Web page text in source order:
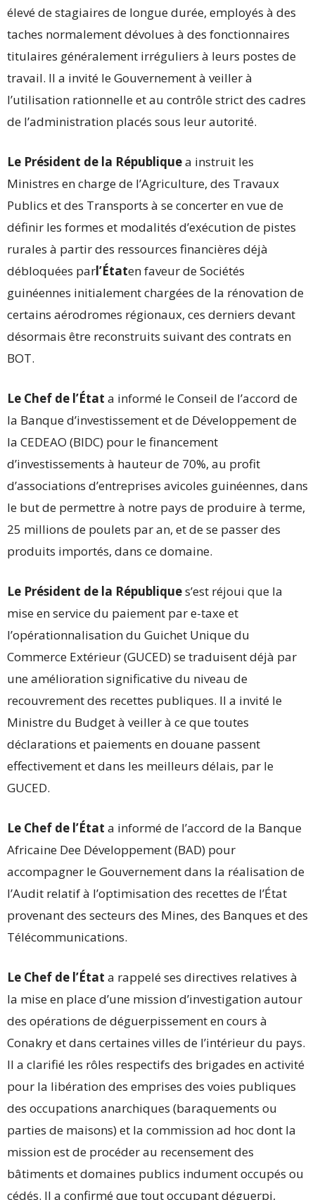
élevé de stagiaires de longue durée, employés à des
taches normalement dévolues à des fonctionnaires
titulaires généralement irréguliers à leurs postes de
travail. Il a invité le Gouvernement à veiller à
l’utilisation rationnelle et au contrôle strict des cadres
de l’administration placés sous leur autorité.
Le Président de la Républiquea instruit les
Ministres en charge de l’Agriculture, des Travaux
Publics et des Transports à se concerter en vue de
définir les formes et modalités d’exécution de pistes
rurales à partir des ressources financières déjà
débloquées parl’Étaten faveur de Sociétés
guinéennes initialement chargées de la rénovation de
certains aérodromes régionaux, ces derniers devant
désormais être reconstruits suivant des contrats en
BOT.
Le Chef de l’État a informé le Conseil de l’accord de
la Banque d’investissement et de Développement de
la CEDEAO (BIDC) pour le financement
d’investissements à hauteur de 70%, au profit
d’associations d’entreprises avicoles guinéennes, dans
le but de permettre à notre pays de produire à terme,
25 millions de poulets par an, et de se passer des
produits importés, dans ce domaine.
Le Président de la Républiques’est réjoui que la
mise en service du paiement par e-taxe et
l’opérationnalisation du Guichet Unique du
Commerce Extérieur (GUCED) se traduisent déjà par
une amélioration significative du niveau de
recouvrement des recettes publiques. Il a invité le
Ministre du Budget à veiller à ce que toutes
déclarations et paiements en douane passent
effectivement et dans les meilleurs délais, par le
GUCED.
Le Chef de l’État a informé de l’accord de la Banque
Africaine Dee Développement (BAD) pour
accompagner le Gouvernement dans la réalisation de
l’Audit relatif à l’optimisation des recettes de l’État
provenant des secteurs des Mines, des Banques et des
Télécommunications.
Le Chef de l’État a rappelé ses directives relatives à
la mise en place d’une mission d’investigation autour
des opérations de déguerpissement en cours à
Conakry et dans certaines villes de l’intérieur du pays.
Il a clarifié les rôles respectifs des brigades en activité
pour la libération des emprises des voies publiques
des occupations anarchiques (baraquements ou
parties de maisons) et la commission ad hoc dont la
mission est de procéder au recensement des
bâtiments et domaines publics indument occupés ou
cédés. Il a confirmé que tout occupant déguerpi,